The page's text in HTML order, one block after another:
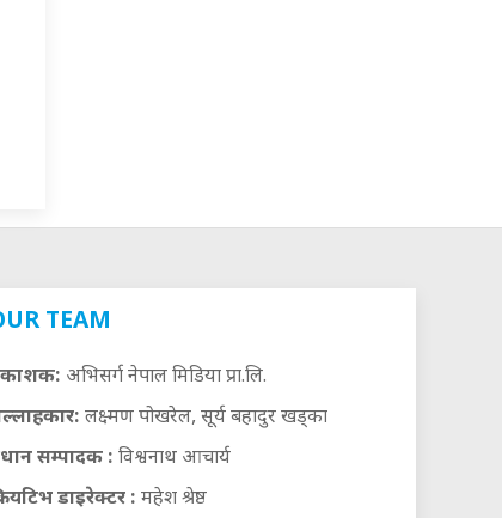
TEAM
अभिसर्ग नेपाल मिडिया प्रा.लि.
लक्ष्मण पोखरेल, सूर्य बहादुर खड्का
सम्पादक : विश्वनाथ आचार्य
डाइरेक्टर : महेश श्रेष्ठ